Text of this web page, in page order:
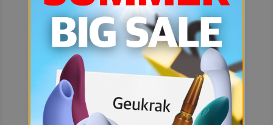
예상치 못한 에러입니다.